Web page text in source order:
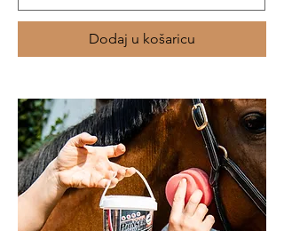
Dodaj u košaricu